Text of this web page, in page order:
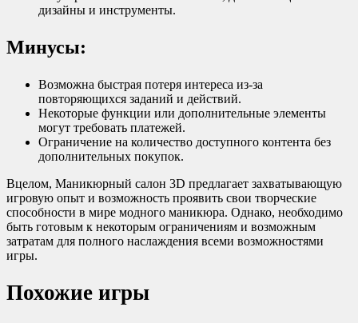
дизайны и инструменты.
Минусы:
Возможна быстрая потеря интереса из-за
повторяющихся заданий и действий.
Некоторые функции или дополнительные элементы
могут требовать платежей.
Ограничение на количество доступного контента без
дополнительных покупок.
Вцелом, Маникюрный салон 3D предлагает захватывающую
игровую опыт и возможность проявить свои творческие
способности в мире модного маникюра. Однако, необходимо
быть готовым к некоторым ограничениям и возможным
затратам для полного наслаждения всеми возможностями
игры.
Похожие игры